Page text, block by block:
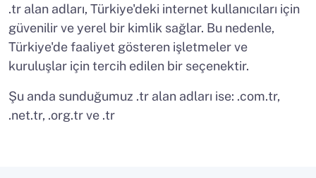
.tr alan adları, Türkiye'deki internet kullanıcıları için
güvenilir ve yerel bir kimlik sağlar. Bu nedenle,
Türkiye'de faaliyet gösteren işletmeler ve
kuruluşlar için tercih edilen bir seçenektir.
Şu anda sunduğumuz .tr alan adları ise: .com.tr,
.net.tr, .org.tr ve .tr